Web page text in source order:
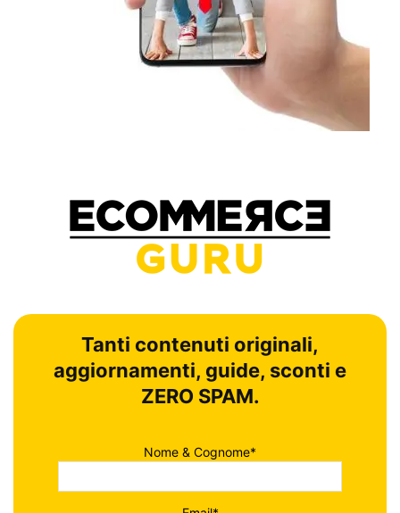
Tanti contenuti originali,
aggiornamenti, guide, sconti e
ZERO SPAM.
Nome & Cognome*